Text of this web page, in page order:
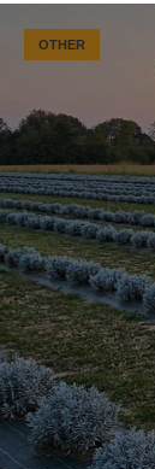
OTHER